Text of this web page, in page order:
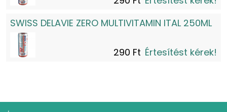
SWISS DELAVIE ZERO MULTIVITAMIN ITAL 250ML
290 Ft Értesítést kérek!